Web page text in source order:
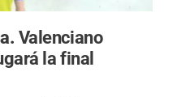
Valenciano
la final